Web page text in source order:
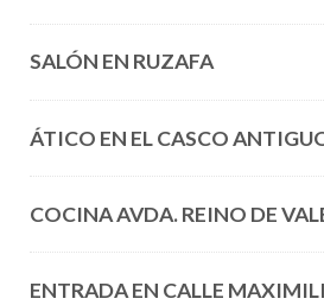
SALÓN EN RUZAFA
ÁTICO EN EL CASCO
COCINA AVDA. REINO DE
ENTRADA EN CALLE